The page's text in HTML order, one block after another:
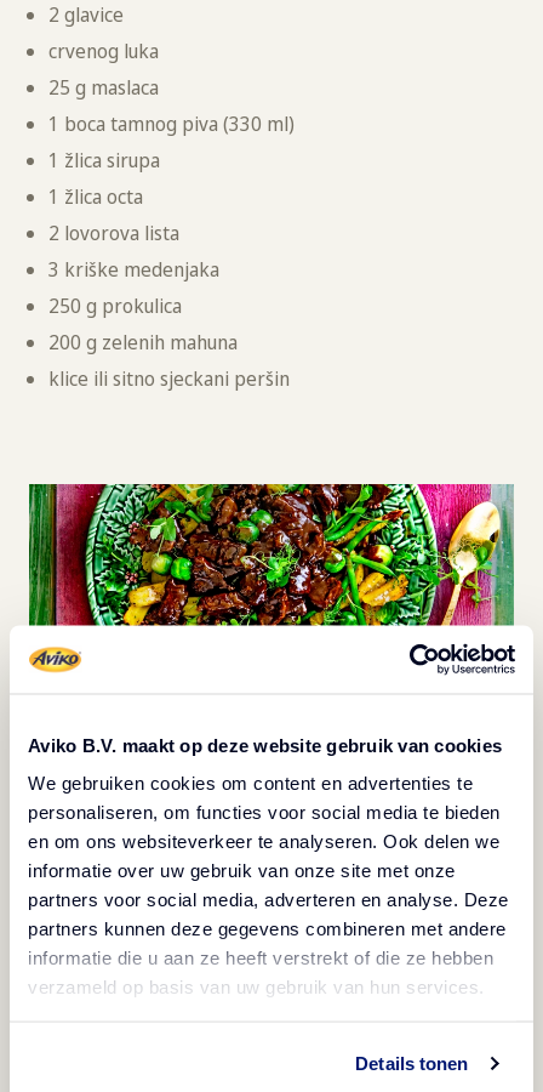
Aviko B.V. maakt op deze website gebruik van cookies
We gebruiken cookies om content en advertenties te
personaliseren, om functies voor social media te bieden
en om ons websiteverkeer te analyseren. Ook delen we
informatie over uw gebruik van onze site met onze
partners voor social media, adverteren en analyse. Deze
partners kunnen deze gegevens combineren met andere
informatie die u aan ze heeft verstrekt of die ze hebben
verzameld op basis van uw gebruik van hun services.
Details tonen
2 glavice
crvenog luka
25 g maslaca
1 boca tamnog piva (330 ml)
1 žlica sirupa
1 žlica octa
2 lovorova lista
3 kriške medenjaka
250 g prokulica
200 g zelenih mahuna
klice ili sitno sjeckani peršin
Recept
Narežite meso na kockice te ga po ukusu začinite
solju i paprom. Grubo nasjeckajte luk.
Rastopite maslac u tavi pa na njemu 2 minute pržite
luk. Dodajte meso i pirjajte još 5 minuta. Uz rub tave